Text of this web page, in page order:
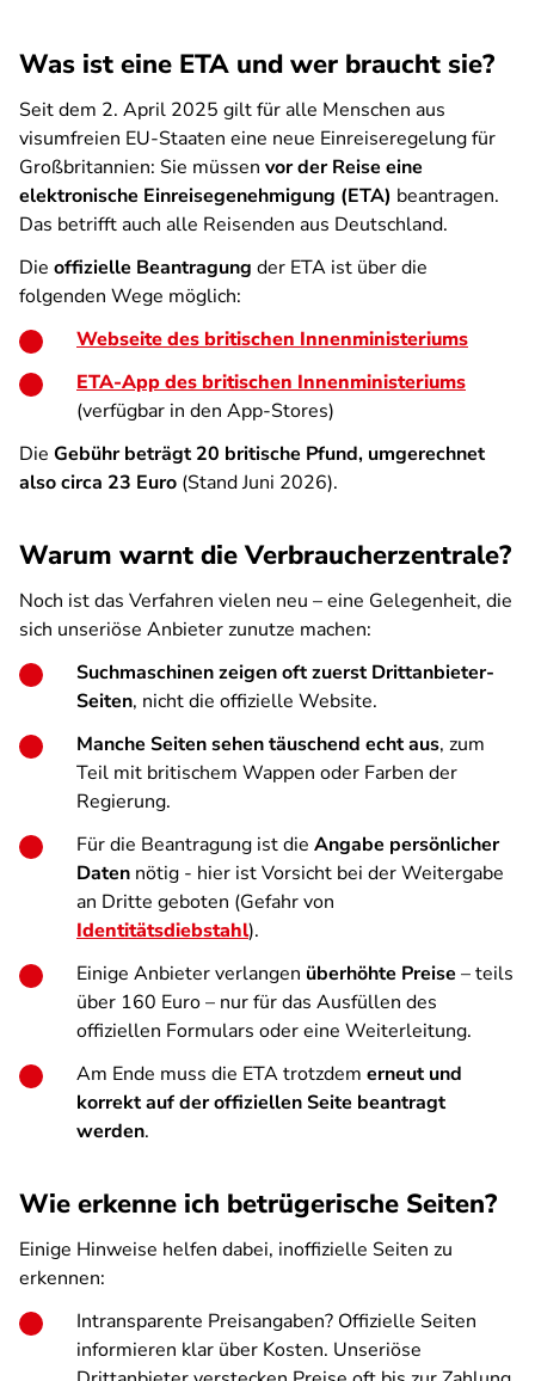
Was ist eine ETA und wer braucht sie?
Seit dem 2. April 2025 gilt für alle Menschen aus
visumfreien EU-Staaten eine neue Einreiseregelung für
Großbritannien: Sie müssen vor der Reise eine
elektronische Einreisegenehmigung (ETA) beantragen.
Das betrifft auch alle Reisenden aus Deutschland.
Die offizielle Beantragung der ETA ist über die
folgenden Wege möglich:
Webseite des britischen Innenministeriums
ETA-App des britischen Innenministeriums
(verfügbar in den App-Stores)
Die Gebühr beträgt 20 britische Pfund, umgerechnet
also circa 23 Euro (Stand Juni 2026).
Warum warnt die Verbraucherzentrale?
Noch ist das Verfahren vielen neu – eine Gelegenheit, die
sich unseriöse Anbieter zunutze machen:
Suchmaschinen zeigen oft zuerst Drittanbieter-
Seiten, nicht die offizielle Website.
Manche Seiten sehen täuschend echt aus, zum
Teil mit britischem Wappen oder Farben der
Regierung.
Für die Beantragung ist die Angabe persönlicher
Daten nötig - hier ist Vorsicht bei der Weitergabe
an Dritte geboten (Gefahr von
Identitätsdiebstahl).
Einige Anbieter verlangen überhöhte Preise – teils
über 160 Euro – nur für das Ausfüllen des
offiziellen Formulars oder eine Weiterleitung.
Am Ende muss die ETA trotzdem erneut und
korrekt auf der offiziellen Seite beantragt
werden.
Wie erkenne ich betrügerische Seiten?
Einige Hinweise helfen dabei, inoffizielle Seiten zu
erkennen:
Intransparente Preisangaben? Offizielle Seiten
informieren klar über Kosten. Unseriöse